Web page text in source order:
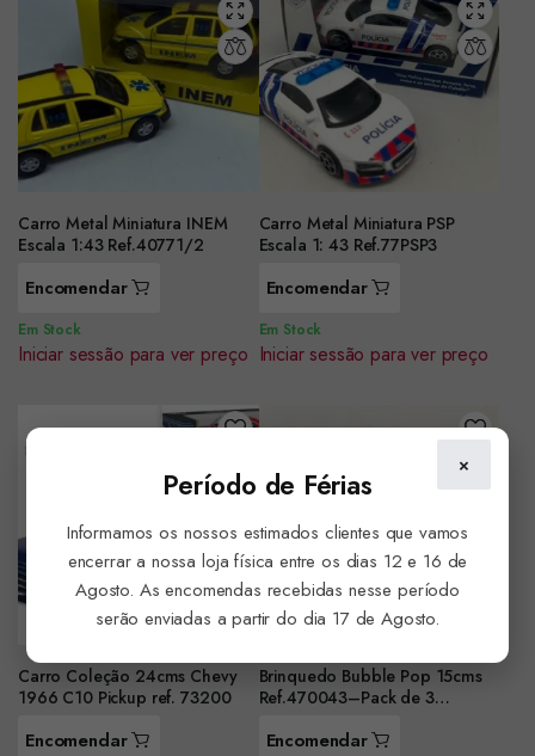
Carro Metal Miniatura INEM
Escala 1:43 Ref.40771/2
Encomendar
Em Stock
Iniciar sessão para ver preço
Carro Metal Miniatura PSP
Escala 1: 43 Ref.77PSP3
Encomendar
Em Stock
Iniciar sessão para ver preço
Carro Coleção 24cms Chevy
1966 C10 Pickup ref. 73200
Encomendar
Brinquedo Bubble Pop 15cms
Ref.470043–Pack de 3
Encomendar
×
Período de Férias
Informamos os nossos estimados clientes que vamos
encerrar a nossa loja física entre os dias 12 e 16 de
Agosto. As encomendas recebidas nesse período
serão enviadas a partir do dia 17 de Agosto.